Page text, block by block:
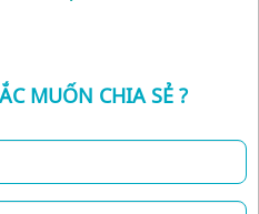
MUỐN CHIA SẺ ?